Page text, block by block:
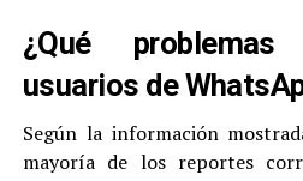
¿Qué
usuarios de
Según la información
mayoría de los reportes